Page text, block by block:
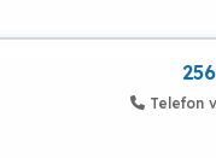
Telefon